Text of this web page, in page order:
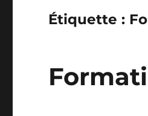
Étiquette :